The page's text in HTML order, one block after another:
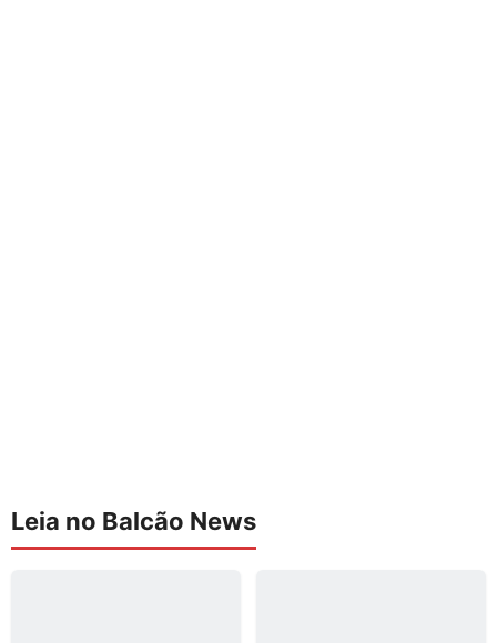
Leia no Balcão News